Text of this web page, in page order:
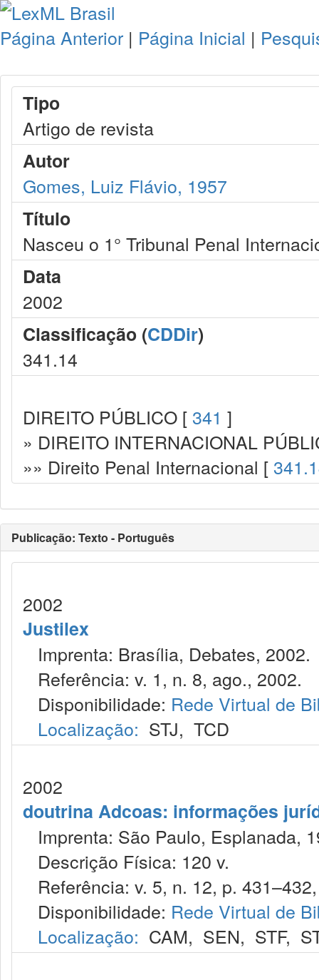
Página Anterior | Página Inicial |
Tipo
Artigo de revista
Autor
Gomes, Luiz Flávio, 1957
Título
Nasceu o 1° Tribunal Penal
Data
2002
Classificação (CDDir)
341.14
DIREITO PÚBLICO [ 341 ]
» DIREITO INTERNACIONAL
»» Direito Penal Internacional [
Publicação: Texto - Português
2002
Justilex
Imprenta: Brasília, Debates, 2002.
Referência: v. 1, n. 8, ago., 2002.
Disponibilidade: Rede Virtual de
Localização: STJ, TCD
2002
doutrina Adcoas: informações
Imprenta: São Paulo, Esplanada,
Descrição Física: 120 v.
Referência: v. 5, n. 12, p.
Disponibilidade: Rede Virtual de
Localização: CAM, SEN, STF,